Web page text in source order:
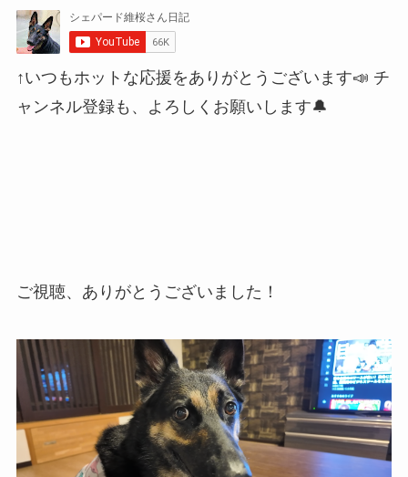
↑いつもホットな応援をありがとうございます📣 チ
ャンネル登録も、よろしくお願いします🔔
ご視聴、ありがとうございました！